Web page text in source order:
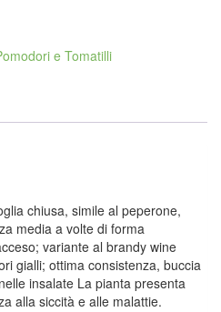
e Tomatilli
chiusa, simile al peperone,
media a volte di forma
variante al brandy wine
gialli; ottima consistenza, buccia
insalate La pianta presenta
alla siccità e alle malattie.